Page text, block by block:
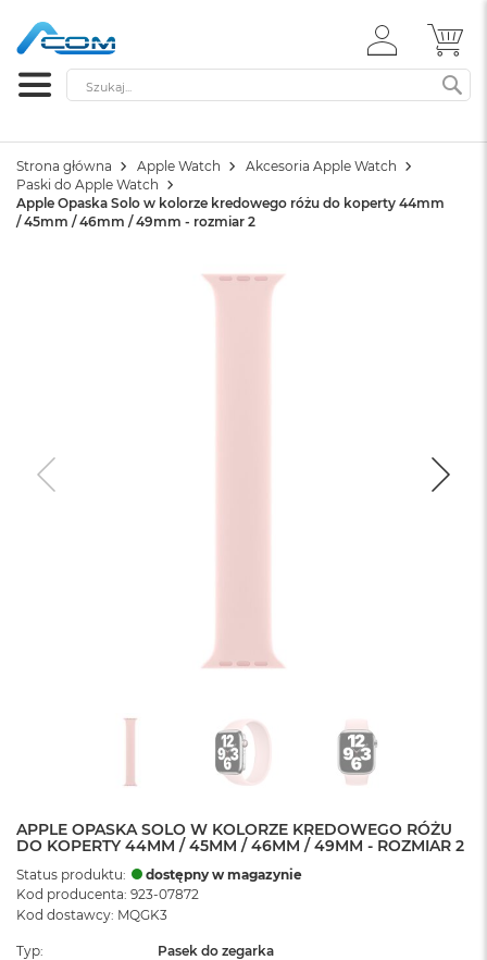
ZALOGUJ
SIĘ
Szukaj
Strona główna Apple Watch
Akcesoria Apple Watch
Paski do Apple Watch
Apple Opaska Solo w kolorze kredowego różu do koperty 44mm
/ 45mm / 46mm / 49mm - rozmiar 2
APPLE OPASKA SOLO W KOLORZE KREDOWEGO RÓŻU
DO KOPERTY 44MM / 45MM / 46MM / 49MM - ROZMIAR 2
Status produktu:
dostępny w magazynie
Kod producenta: 923-07872
Kod dostawcy: MQGK3
Typ
Pasek do zegarka